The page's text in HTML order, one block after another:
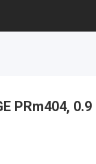
PRm404,